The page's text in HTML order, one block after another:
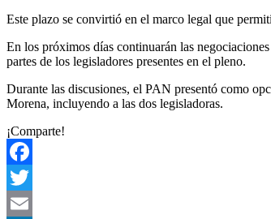
Este plazo se convirtió en el marco legal que
En los próximos días continuarán las
partes de los legisladores presentes en el pleno.
Durante las discusiones, el PAN presentó como
Morena, incluyendo a las dos legisladoras.
¡Comparte!
Facebook
Twitter